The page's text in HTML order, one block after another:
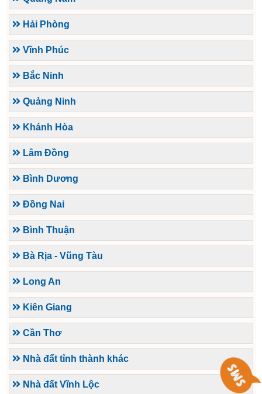
Hải Phòng
Vĩnh Phúc
Bắc Ninh
Quảng Ninh
Khánh Hòa
Lâm Đồng
Bình Dương
Đồng Nai
Bình Thuận
Bà Rịa - Vũng Tàu
Long An
Kiên Giang
Cần Thơ
Nhà đất tỉnh thành khác
Nhà đất Vĩnh Lộc